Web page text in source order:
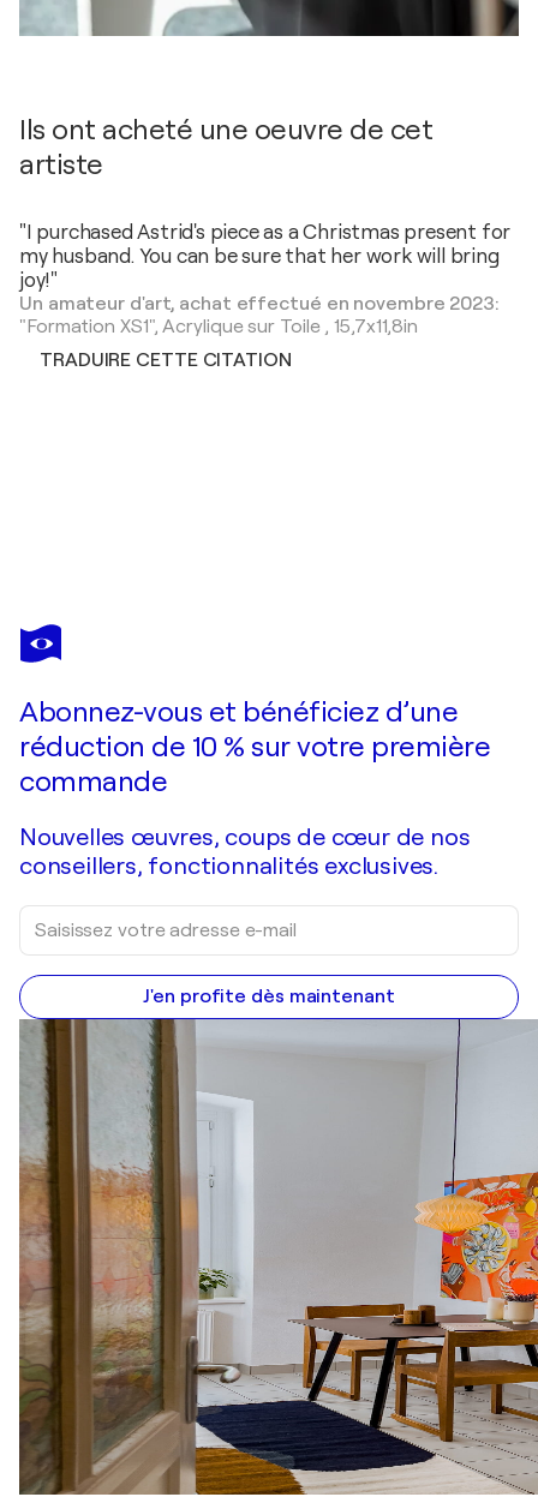
Ils ont acheté une oeuvre de cet
artiste
"I purchased Astrid's piece as a Christmas present for
my husband. You can be sure that her work will bring
joy!"
Un amateur d'art, achat effectué en novembre 2023:
"Formation XS1",Acrylique sur Toile,15,7x11,8in
TRADUIRE CETTE CITATION
ASTRID STOEPPEL
STREET Dots #1
Abonnez-vous et bénéficiez d’une
réduction de 10 % sur votre première
commande
Nouvelles œuvres, coups de cœur de nos
conseillers, fonctionnalités exclusives.
J'en profite dès maintenant